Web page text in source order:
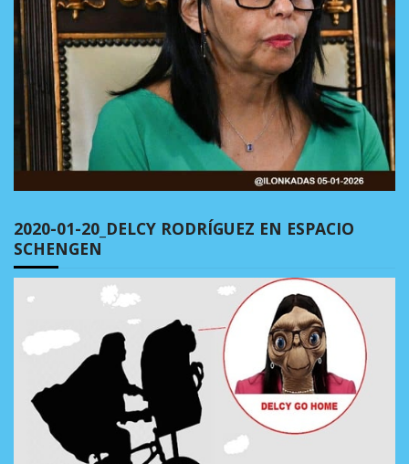
2020-01-20_DELCY RODRÍGUEZ EN ESPACIO
SCHENGEN